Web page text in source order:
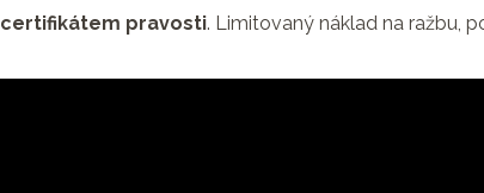
certifikátem pravosti. Limitovaný náklad na ražbu,